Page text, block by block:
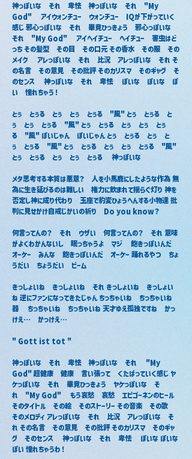
神っぽいな　それ　卑怯　神っぽいな　それ　"My
God"　 アイウォンチュー　ウォンチュー　IQが下がっていく
感じ 邪心っぽいな　それ　畢竟ひっきょう　邪心っぽいな
それ　"My God"　 アイヘイチュー　ヘイチュー　害虫はど
っち その髪型　その目　その口元 その香水　その服　その
メイク　 アレっぽいな　それ　比況　アレっぽいな　それ そ
の名言　その意見　その批評 そのカリスマ　そのギャグ　そ
のセンス　 神っぽいな　それ　卑怯　 ぽいな　ぽいな　ぽ
い　憧れちゃう！
とぅ　とぅる　とぅ　とぅ　とぅる　"風" とぅ　とぅる　と
ぅ　とぅ　とぅる　"風" とぅ　とぅる　とぅ　とぅ　とぅ
る　"風" ぽいじゃん　ぽいじゃん とぅ　とぅる　とぅ　と
ぅ　とぅる　"風" とぅ　とぅる　とぅ　とぅ　とぅる　"風"
とぅ　とぅる　とぅ　とぅ　とぅる　 神っぽいな
メタ思考する本質は悪意？　人を小馬鹿にしたような作為 無
為に生き延びるのは難しい　権力に飲まれて揺らぐ灯り 神を
否定し神に成り代わり　玉座で豹変ひょうへんする小物達 批
判に見せかけ自戒じかいの祈り　Do you know？
何言ってんの？　それ　ウザい　何言ってんの？　それ 意味
がよくわかんないし　眠っちゃうよ　マジ　 飽きっぽいんだ
オーケー　みんな　飽きっぽいんだ　オーケー 踊れるやつ　ちょ
うだい　ちょうだい　ビーム
きっしょいね　きっしょいね　それ きっしょいね　きっしょい
ね 逆にファンになってきたじゃん ちっちゃいね　ちっちゃいね
器　 ちっちゃいね　ちっちゃいね 天才ゆえ孤独ですね　かっ
けえ…　かっけえ…
" Gott ist tot "
神っぽいな　それ　卑怯　神っぽいな　それ 　"My
God" 超健康　健康　言い張って　くたばっていく感じ ヤ
ケっぽいな　それ　畢竟ひっきょう　ヤケっぽいな　そ
れ　"My God"　 もう哀愁　哀愁　エピゴーネンのヒール
そのタイトル　その絵　そのストーリー その音楽　その歌
そのメロディ アレっぽいな　それ　比況　アレっぽいな　そ
れ その名言　その意見　その批評 そのカリスマ　そのギャ
グ　そのセンス　 神っぽいな　それ　卑怯　 ぽいな ぽいな
ぽい 憧れちゃうわ！